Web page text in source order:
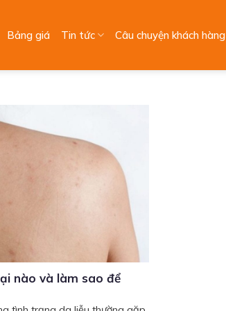
Bảng giá Tin tức Câu chuyện khách hàng
nào và làm sao để